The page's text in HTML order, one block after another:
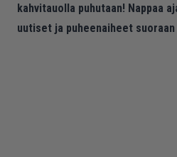
kahvitauolla puhutaan! Nappaa
uutiset ja puheenaiheet